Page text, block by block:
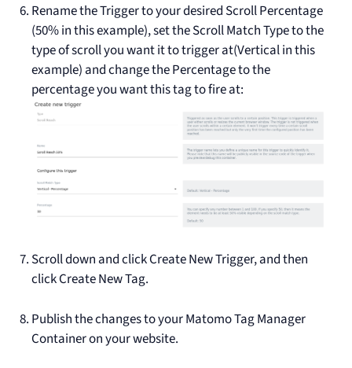
Rename the Trigger to your desired Scroll Percentage
(50% in this example), set the Scroll Match Type to the
type of scroll you want it to trigger at(Vertical in this
example) and change the Percentage to the
percentage you want this tag to fire at:
Scroll down and click Create New Trigger, and then
click Create New Tag.
Publish the changes to your Matomo Tag Manager
Container on your website.